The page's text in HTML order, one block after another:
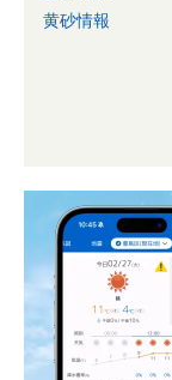
黄砂情報